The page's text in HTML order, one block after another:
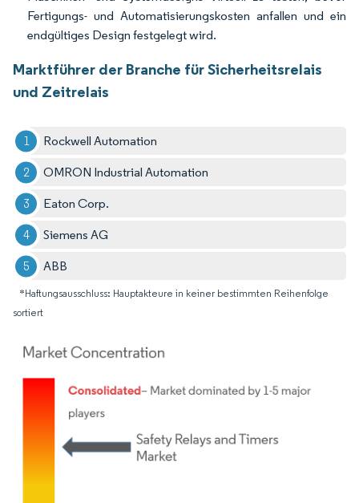
Fertigungs- und Automatisierungskosten anfallen und ein
endgültiges Design festgelegt wird.
Marktführer der Branche für Sicherheitsrelais
und Zeitrelais
Rockwell Automation
OMRON Industrial Automation
Eaton Corp.
Siemens AG
ABB
*Haftungsausschluss: Hauptakteure in keiner bestimmten Reihenfolge
sortiert